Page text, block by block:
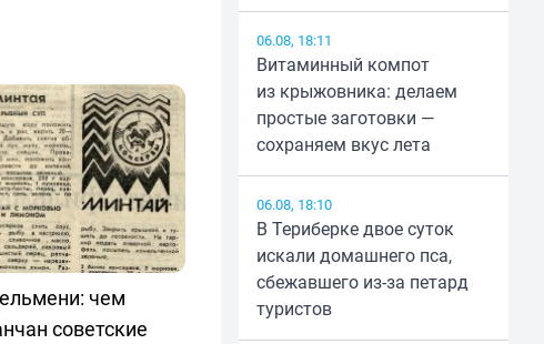
чем
советские
06.08, 18:11
Витаминный компот
из крыжовника: делаем
простые заготовки —
сохраняем вкус лета
06.08, 18:10
В Териберке двое суток
искали домашнего пса,
сбежавшего из-за петард
туристов